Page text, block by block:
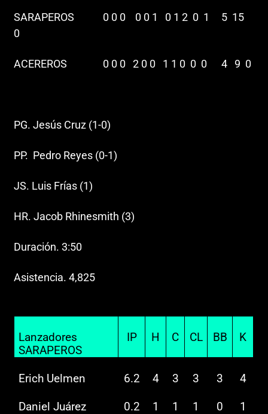
SARAPEROS 0 0 0 0 0 1 0 1 2 0 1 5 15
0
ACEREROS 0 0 0 2 0 0 1 1 0 0 0 4 9 0
PG. Jesús Cruz (1-0)
PP. Pedro Reyes (0-1)
JS. Luis Frías (1)
HR. Jacob Rhinesmith (3)
Duración. 3:50
Asistencia. 4,825
Lanzadores
SARAPEROS
IP H C CL BB K
Erich Uelmen 6.2 4 3 3 3 4
Daniel Juárez 0.2 1 1 1 0 1